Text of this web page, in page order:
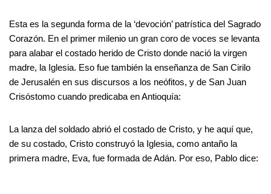
Esta es la segunda forma de la ‘devoción’ patrística del Sagrado
Corazón. En el primer milenio un gran coro de voces se levanta
para alabar el costado herido de Cristo donde nació la virgen
madre, la Iglesia. Eso fue también la enseñanza de San Cirilo
de Jerusalén en sus discursos a los neófitos, y de San Juan
Crisóstomo cuando predicaba en Antioquía:
La lanza del soldado abrió el costado de Cristo, y he aquí que,
de su costado, Cristo construyó la Iglesia, como antaño la
primera madre, Eva, fue formada de Adán. Por eso, Pablo dice: